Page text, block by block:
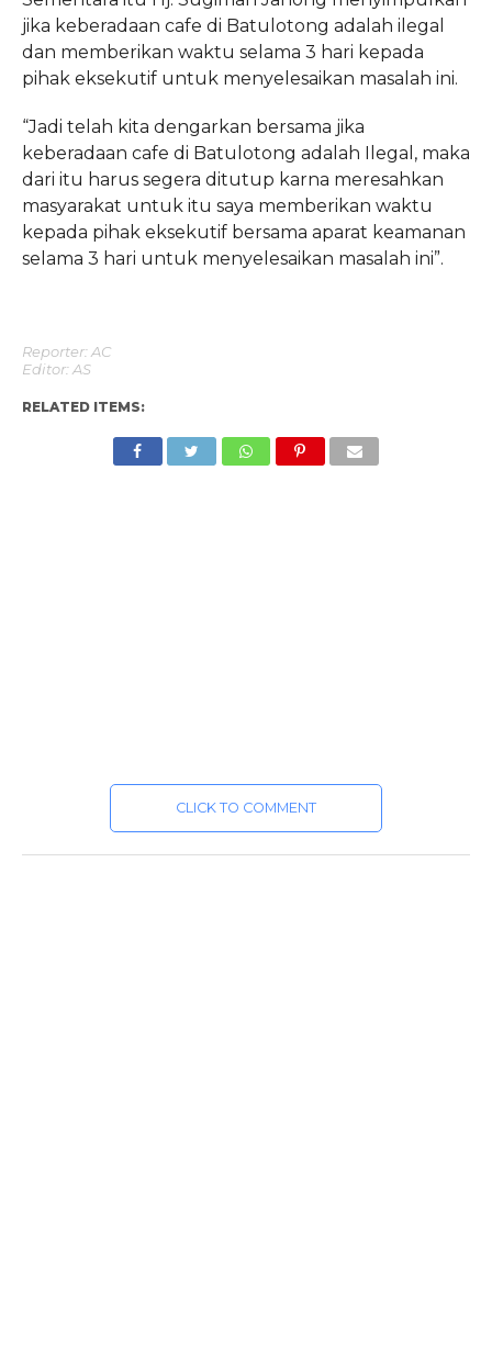
jika keberadaan cafe di Batulotong adalah ilegal
dan memberikan waktu selama 3 hari kepada
pihak eksekutif untuk menyelesaikan masalah ini.
“Jadi telah kita dengarkan bersama jika
keberadaan cafe di Batulotong adalah Ilegal, maka
dari itu harus segera ditutup karna meresahkan
masyarakat untuk itu saya memberikan waktu
kepada pihak eksekutif bersama aparat keamanan
selama 3 hari untuk menyelesaikan masalah ini”.
Reporter: AC
Editor: AS
RELATED ITEMS:
CLICK TO COMMENT